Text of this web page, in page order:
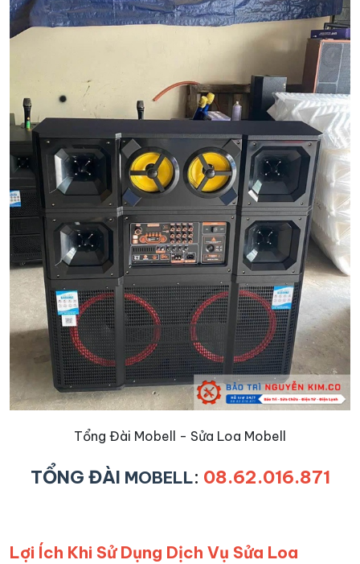
Tổng Đài Mobell - Sửa Loa Mobell
TỔNG ĐÀI MOBELL: 08.62.016.871
Lợi Ích Khi Sử Dụng Dịch Vụ Sửa Loa